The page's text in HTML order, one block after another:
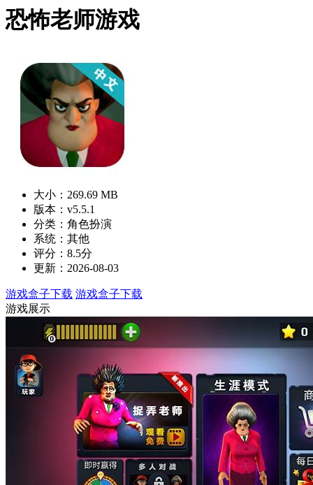
恐怖老师游戏
大小：269.69 MB
版本：v5.5.1
分类：角色扮演
系统：其他
评分：8.5分
更新：2026-08-03
游戏盒子下载 游戏盒子下载
游戏展示